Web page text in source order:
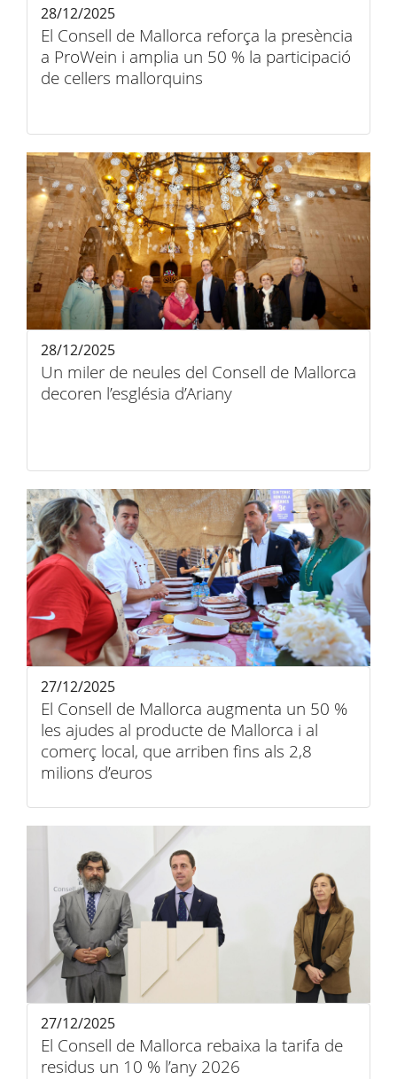
El Consell de Mallorca reforça la presència
a ProWein i amplia un 50 % la participació
de cellers mallorquins
28/12/2025
Un miler de neules del Consell de Mallorca
decoren l’església d’Ariany
28/12/2025
El Consell de Mallorca augmenta un 50 %
les ajudes al producte de Mallorca i al
comerç local, que arriben fins als 2,8
milions d’euros
27/12/2025
El Consell de Mallorca rebaixa la tarifa de
residus un 10 % l’any 2026
27/12/2025